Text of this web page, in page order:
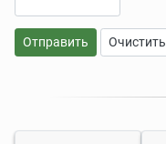
Отправить Очистить